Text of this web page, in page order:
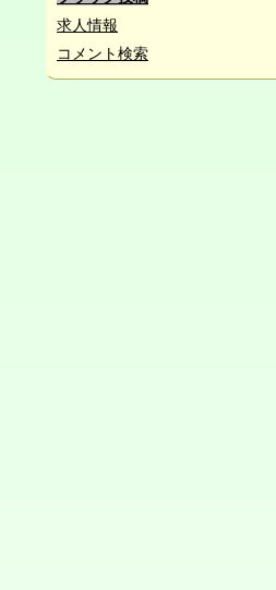
求人情報
コメント検索